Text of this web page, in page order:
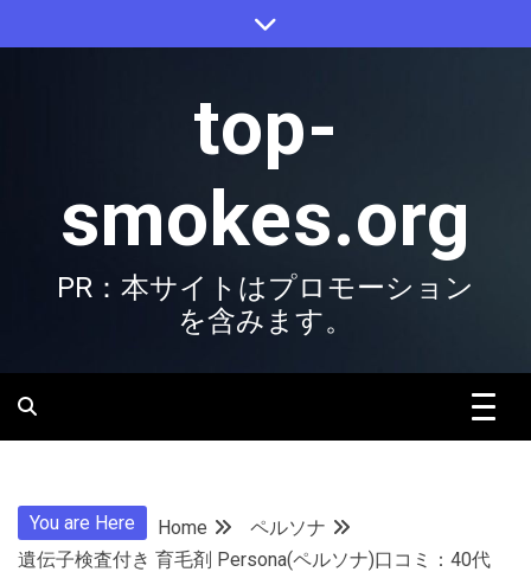
to
top-
smokes.org
PR：本サイトはプロモーション
を含みます。
You are Here Home
ペルソナ
遺伝子検査付き 育毛剤 Persona(ペルソナ)口コミ：40代